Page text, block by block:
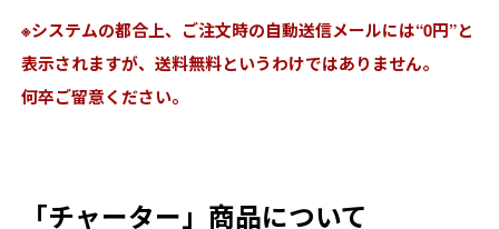
※システムの都合上、ご注文時の自動送信メールには“0円”と
表示されますが、送料無料というわけではありません。
何卒ご留意ください。
「チャーター」商品について